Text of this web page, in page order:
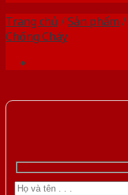
Trang chủ /Sản phẩm /
Chống Cháy